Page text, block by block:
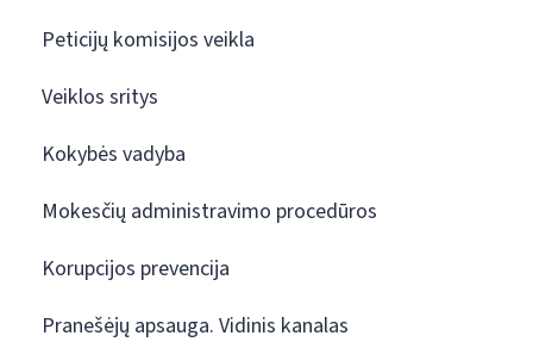
Peticijų komisijos veikla
Veiklos sritys
Kokybės vadyba
Mokesčių administravimo procedūros
Korupcijos prevencija
Pranešėjų apsauga. Vidinis kanalas